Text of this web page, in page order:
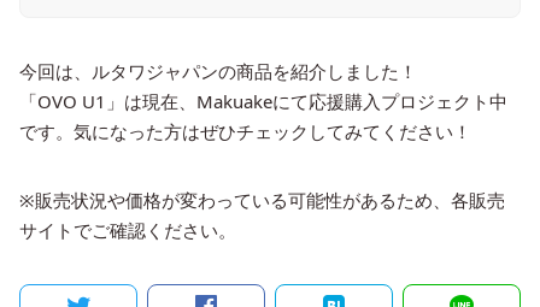
今回は、ルタワジャパンの商品を紹介しました！
「OVO U1」は現在、Makuakeにて応援購入プロジェクト中
です。気になった方はぜひチェックしてみてください！
※販売状況や価格が変わっている可能性があるため、各販売
サイトでご確認ください。